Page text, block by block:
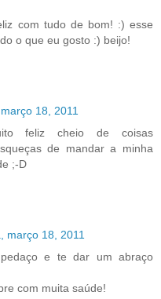
com tudo de bom! :) esse
o que eu gosto :) beijo!
18, 2011
feliz cheio de coisas
de mandar a minha
;-D
março 18, 2011
e te dar um abraço
com muita saúde!